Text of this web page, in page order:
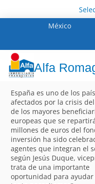
México
Alfa
España es uno de los
afectados por la crisis
de los mayores
europeas que se
millones de euros del
inversión ha sido
agentes que integran el
según Jesús Duque,
trata de una importante
oportunidad para